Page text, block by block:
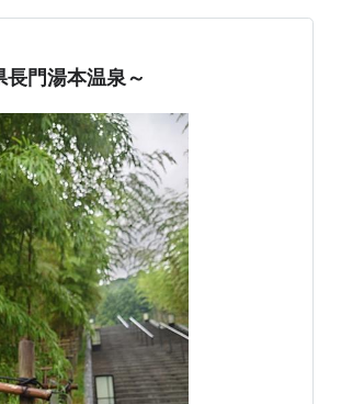
門湯本温泉～